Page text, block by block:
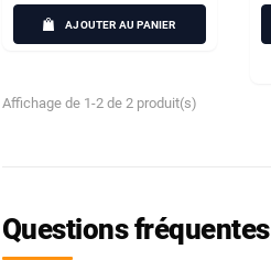
AJOUTER AU PANIER
Affichage de 1-2 de 2 produit(s)
Questions fréquentes